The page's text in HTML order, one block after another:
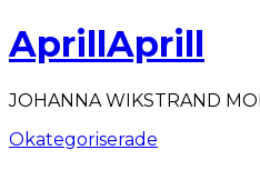
AprillAprill
JOHANNA WIKSTRAND
Okategoriserade